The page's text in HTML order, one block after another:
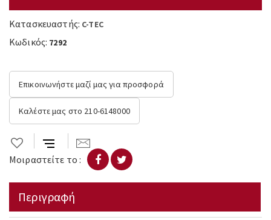
Κατασκευαστής: C-TEC
Κωδικός: 7292
Επικοινωνήστε μαζί μας για προσφορά
Καλέστε μας στο 210-6148000
Μοιραστείτε το :
Περιγραφή